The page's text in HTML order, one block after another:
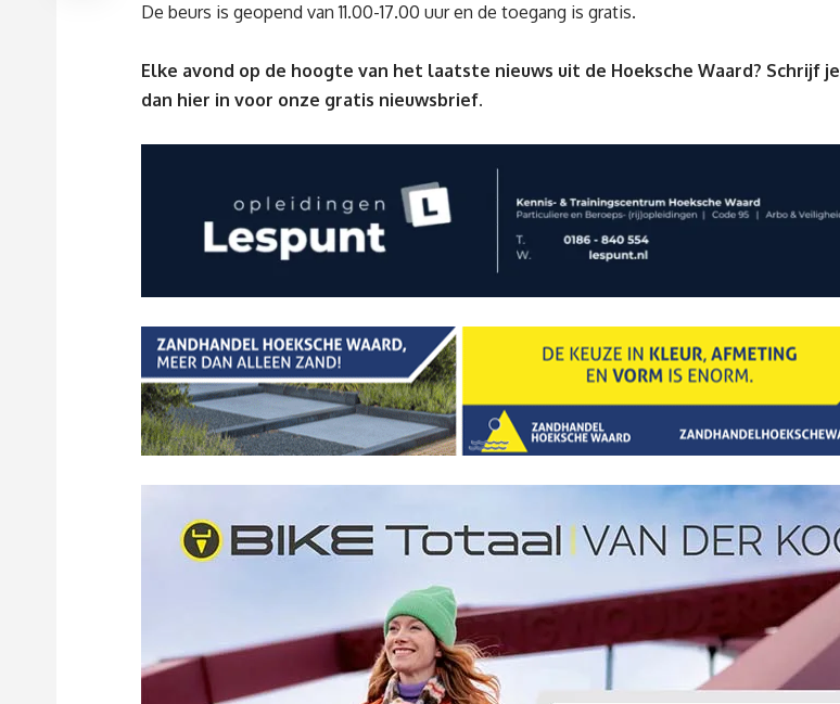
De beurs is geopend van 11.00-17.00 uur en de toegang is gratis.
Elke avond op de hoogte van het laatste nieuws uit de Hoeksche Waard? Schrijf je
dan hier in voor onze gratis nieuwsbrief.